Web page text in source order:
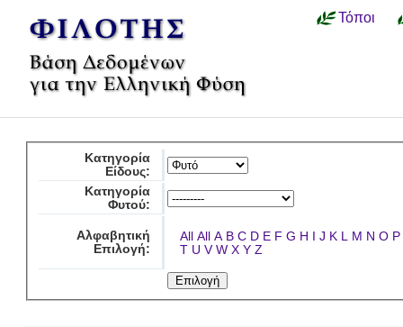
Τόποι
Κατηγορία
Είδους:
Κατηγορία
Φυτού:
Αλφαβητική
Επιλογή:
All All A B C D E F G H I J K L M N O P
T U V W X Y Z